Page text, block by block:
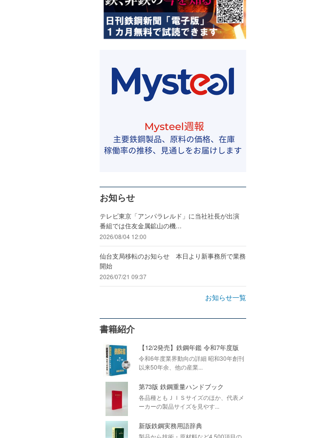
お知らせ
テレビ東京「アンパラレルド」に当社社長が出演
番組では住友金属鉱山の機...
2026/08/04 12:00
仙台支局移転のお知らせ 本日より新事務所で業務
開始
2026/07/21 09:37
お知らせ一覧
書籍紹介
【12/2発売】鉄鋼年鑑 令和7年度版
令和6年度業界動向の詳細 昭和30年創刊
以来50年余、他の産業...
第73版 鉄鋼重量ハンドブック
各品種ともＪＩＳサイズのほか、代表メ
ーカーの製品サイズを見やす...
新版鉄鋼実務用語辞典
製品から技術・原材料など4,500項目の